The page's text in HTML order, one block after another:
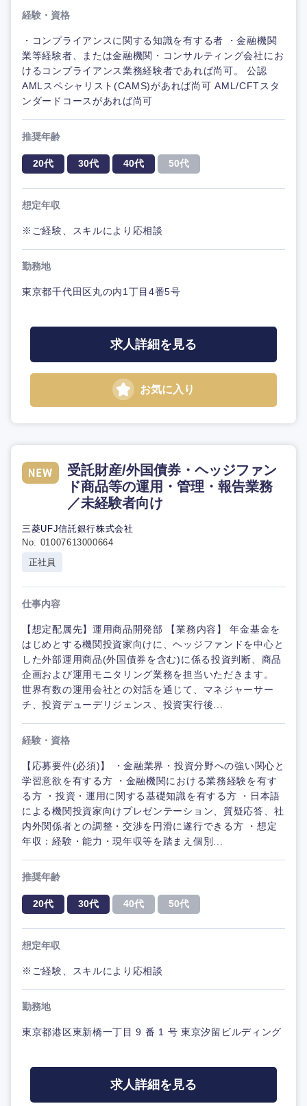
経験・資格
・コンプライアンスに関する知識を有する者 ・金融機関
業等経験者、または金融機関・コンサルティング会社にお
けるコンプライアンス業務経験者であれば尚可。 公認
AMLスペシャリスト(CAMS)があれば尚可 AML/CFTスタ
ンダードコースがあれば尚可
推奨年齢
20代 30代 40代 50代
想定年収
※ご経験、スキルにより応相談
勤務地
東京都千代田区丸の内1丁目4番5号
求人詳細を見る
お気に入り
受託財産/外国債券・ヘッジファン
ド商品等の運用・管理・報告業務
／未経験者向け
三菱UFJ信託銀行株式会社
No. 01007613000664
正社員
仕事内容
【想定配属先】運用商品開発部 【業務内容】 年金基金を
はじめとする機関投資家向けに、ヘッジファンドを中心と
した外部運用商品(外国債券を含む)に係る投資判断、商品
企画および運用モニタリング業務を担当いただきます。
世界有数の運用会社との対話を通じて、マネジャーサー
チ、投資デューデリジェンス、投資実行後...
経験・資格
【応募要件(必須)】 ・金融業界・投資分野への強い関心と
学習意欲を有する方 ・金融機関における業務経験を有す
る方 ・投資・運用に関する基礎知識を有する方 ・日本語
による機関投資家向けプレゼンテーション、質疑応答、社
内外関係者との調整・交渉を円滑に遂行できる方 ・想定
年収：経験・能力・現年収等を踏まえ個別...
推奨年齢
20代 30代 40代 50代
想定年収
※ご経験、スキルにより応相談
勤務地
東京都港区東新橋一丁目 9 番 1 号 東京汐留ビルディング
求人詳細を見る